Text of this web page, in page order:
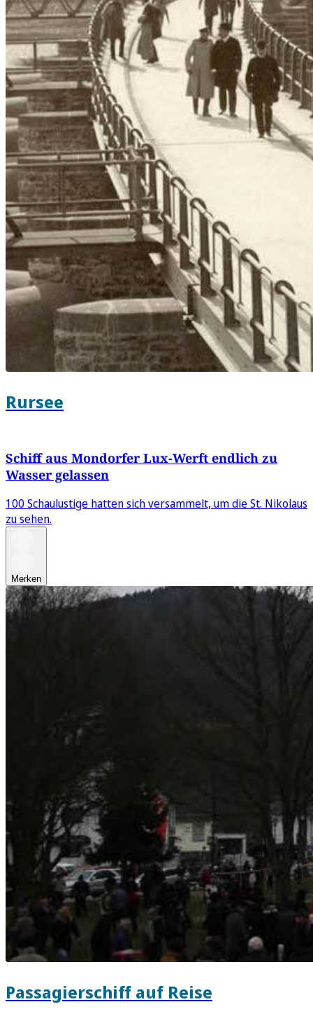
Rursee
Schiff aus Mondorfer Lux-Werft endlich zu
Wasser gelassen
100 Schaulustige hatten sich versammelt, um die St. Nikolaus
zu sehen.
Merken
Passagierschiff auf Reise